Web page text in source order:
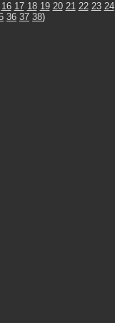
16 17 18 19 20 21 22 23 24
36 37 38)